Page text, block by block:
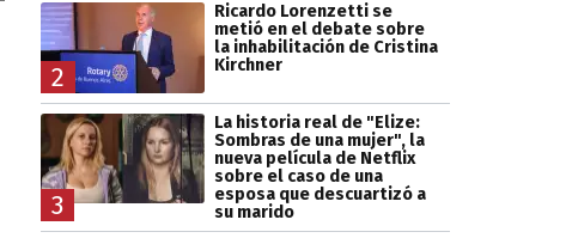
2
Ricardo Lorenzetti se
metió en el debate sobre
la inhabilitación de Cristina
Kirchner
3
La historia real de "Elize:
Sombras de una mujer", la
nueva película de Netflix
sobre el caso de una
esposa que descuartizó a
su marido